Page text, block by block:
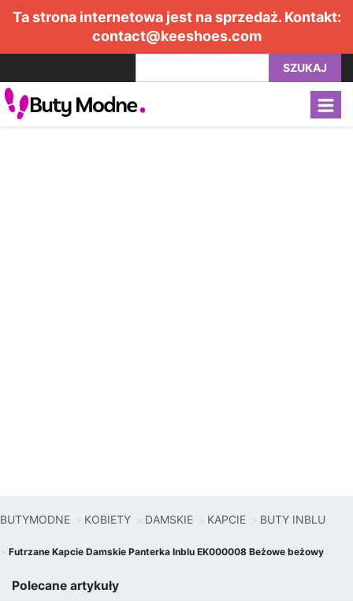
Ta strona internetowa jest na sprzedaż. Kontakt:
contact@keeshoes.com
SZUKAJ
BUTYMODNE KOBIETY DAMSKIE KAPCIE BUTY INBLU
Futrzane Kapcie Damskie Panterka Inblu EK000008 Beżowe beżowy
Polecane artykuły